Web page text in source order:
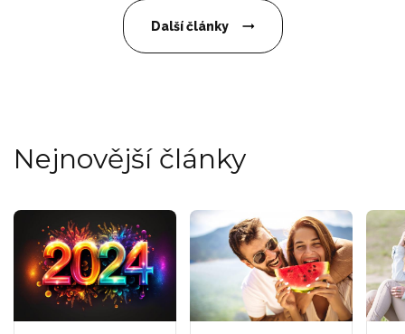
Další články
Nejnovější články